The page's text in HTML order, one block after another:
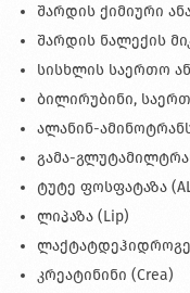
შარდის ქიმიური
შარდის ნალექის
სისხლის საერთო
ბილირუბინი,
ალანინ-
გამა-
ტუტე ფოსფატაზა
ლიპაზა (Lip)
კრეატინინი (Crea)